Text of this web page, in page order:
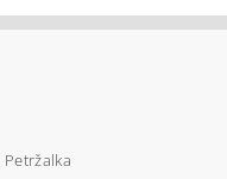
Petržalka